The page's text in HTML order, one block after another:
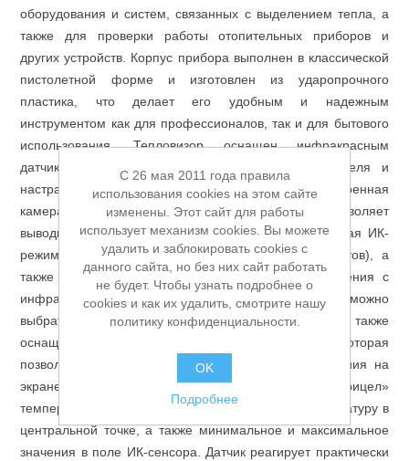
Аккумуляторы и ЗУ
оборудования и систем, связанных с выделением тепла, а
также для проверки работы отопительных приборов и
других устройств. Корпус прибора выполнен в классической
пистолетной форме и изготовлен из ударопрочного
пластика, что делает его удобным и надежным
инструментом как для профессионалов, так и для бытового
использования. Тепловизор оснащен инфракрасным
датчиком с высоким разрешением 256x192 пикселя и
настраиваемой излучательной способностью. Встроенная
камера видимого света с разрешением 1 Мпикс позволяет
выводить изображение в различных режимах, включая ИК-
режим (обычный и с выделением контуров объектов), а
также режим оптической картинки или ее совмещения с
инфракрасным изображением. В меню тепловизора можно
выбрать одну из восьми доступных палитр. Прибор также
оснащен функцией «картинка в картинке», которая
позволяет одновременно отображать два изображения на
экране. В центре дисплея расположен «прицел»
температурного датчика, который показывает температуру в
центральной точке, а также минимальное и максимальное
значения в поле ИК-сенсора. Датчик реагирует практически
C 26 мая 2011 года правила
использования cookies на этом сайте
изменены. Этот сайт для работы
использует механизм cookies. Вы можете
удалить и заблокировать cookies с
данного сайта, но без них сайт работать
не будет. Чтобы узнать подробнее о
cookies и как их удалить, смотрите нашу
политику конфиденциальности.
OK
Подробнее